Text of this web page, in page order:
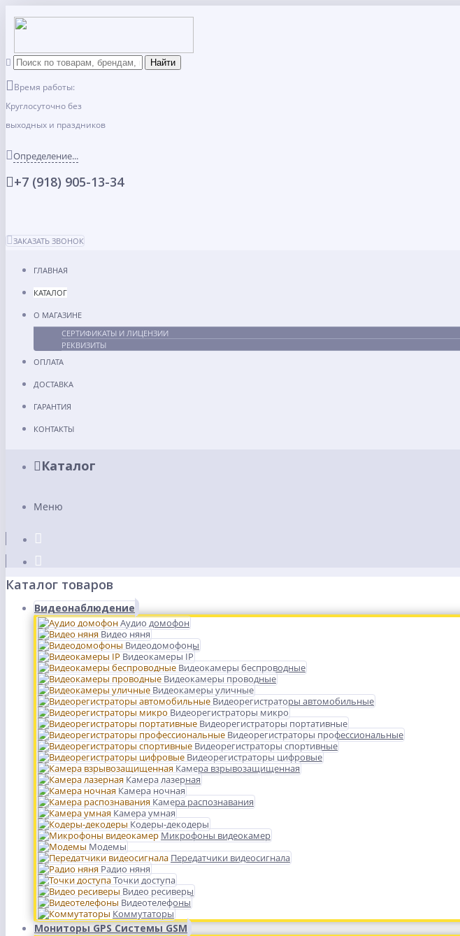
Время работы:
Круглосуточно без
выходных и праздников
Определение...
+7 (918) 905-13-34
ЗАКАЗАТЬ ЗВОНОК
ГЛАВНАЯ
КАТАЛОГ
О МАГАЗИНЕ
СЕРТИФИКАТЫ И ЛИЦЕНЗИИ
РЕКВИЗИТЫ
ОПЛАТА
ДОСТАВКА
ГАРАНТИЯ
КОНТАКТЫ
Каталог
Меню
Каталог товаров
Видеонаблюдение
Аудио домофон
Видео няня
Видеодомофоны
Видеокамеры IP
Видеокамеры беспроводные
Видеокамеры проводные
Видеокамеры уличные
Видеорегистраторы автомобильные
Видеорегистраторы микро
Видеорегистраторы портативные
Видеорегистраторы профессиональные
Видеорегистраторы спортивные
Видеорегистраторы цифровые
Камера взрывозащищенная
Камера лазерная
Камера ночная
Камера распознавания
Камера умная
Кодеры-декодеры
Микрофоны видеокамер
Модемы
Передатчики видеосигнала
Радио няня
Точки доступа
Видео ресиверы
Видеотелефоны
Коммутаторы
Мониторы GPS Системы GSM